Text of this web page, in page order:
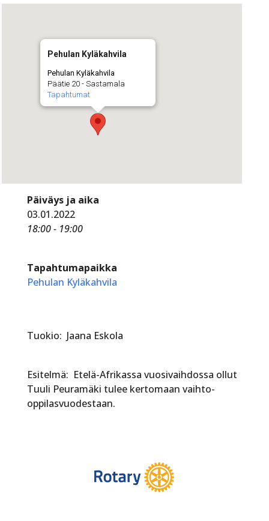
Pehulan Kyläkahvila
Pehulan Kyläkahvila
Päätie 20 - Sastamala
Tapahtumat
Päiväys ja aika
03.01.2022
18:00 - 19:00
Tapahtumapaikka
Pehulan Kyläkahvila
Tuokio: Jaana Eskola
Esitelmä: Etelä-Afrikassa vuosivaihdossa ollut
Tuuli Peuramäki tulee kertomaan vaihto-
oppilasvuodestaan.